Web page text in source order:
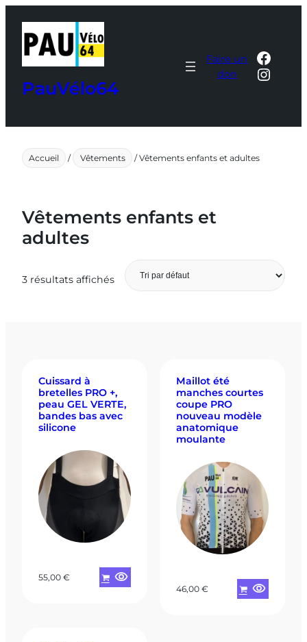
contenu
PauVélo64
Faire un
don
Accueil / Vêtements / Vêtements enfants et adultes
Vêtements enfants et
adultes
3 résultats affichés
Cuissard à
bretelles PRO +,
peau GEL VERTE,
bandes bas avec
silicone
55,00 €
Maillot été
manches courtes
coupe PRO
nouveau modèle
anatomique
moulante
46,00 €